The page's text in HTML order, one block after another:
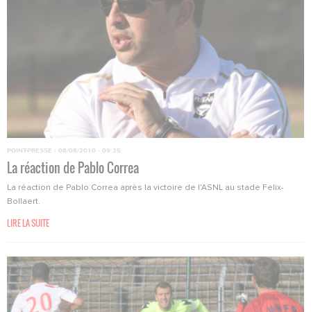
POINT-PRESSE · 08/08/2010 - 09:35
La réaction de Pablo Correa
La réaction de Pablo Correa après la victoire de l'ASNL au stade Felix-
Bollaert.
LIRE LA SUITE